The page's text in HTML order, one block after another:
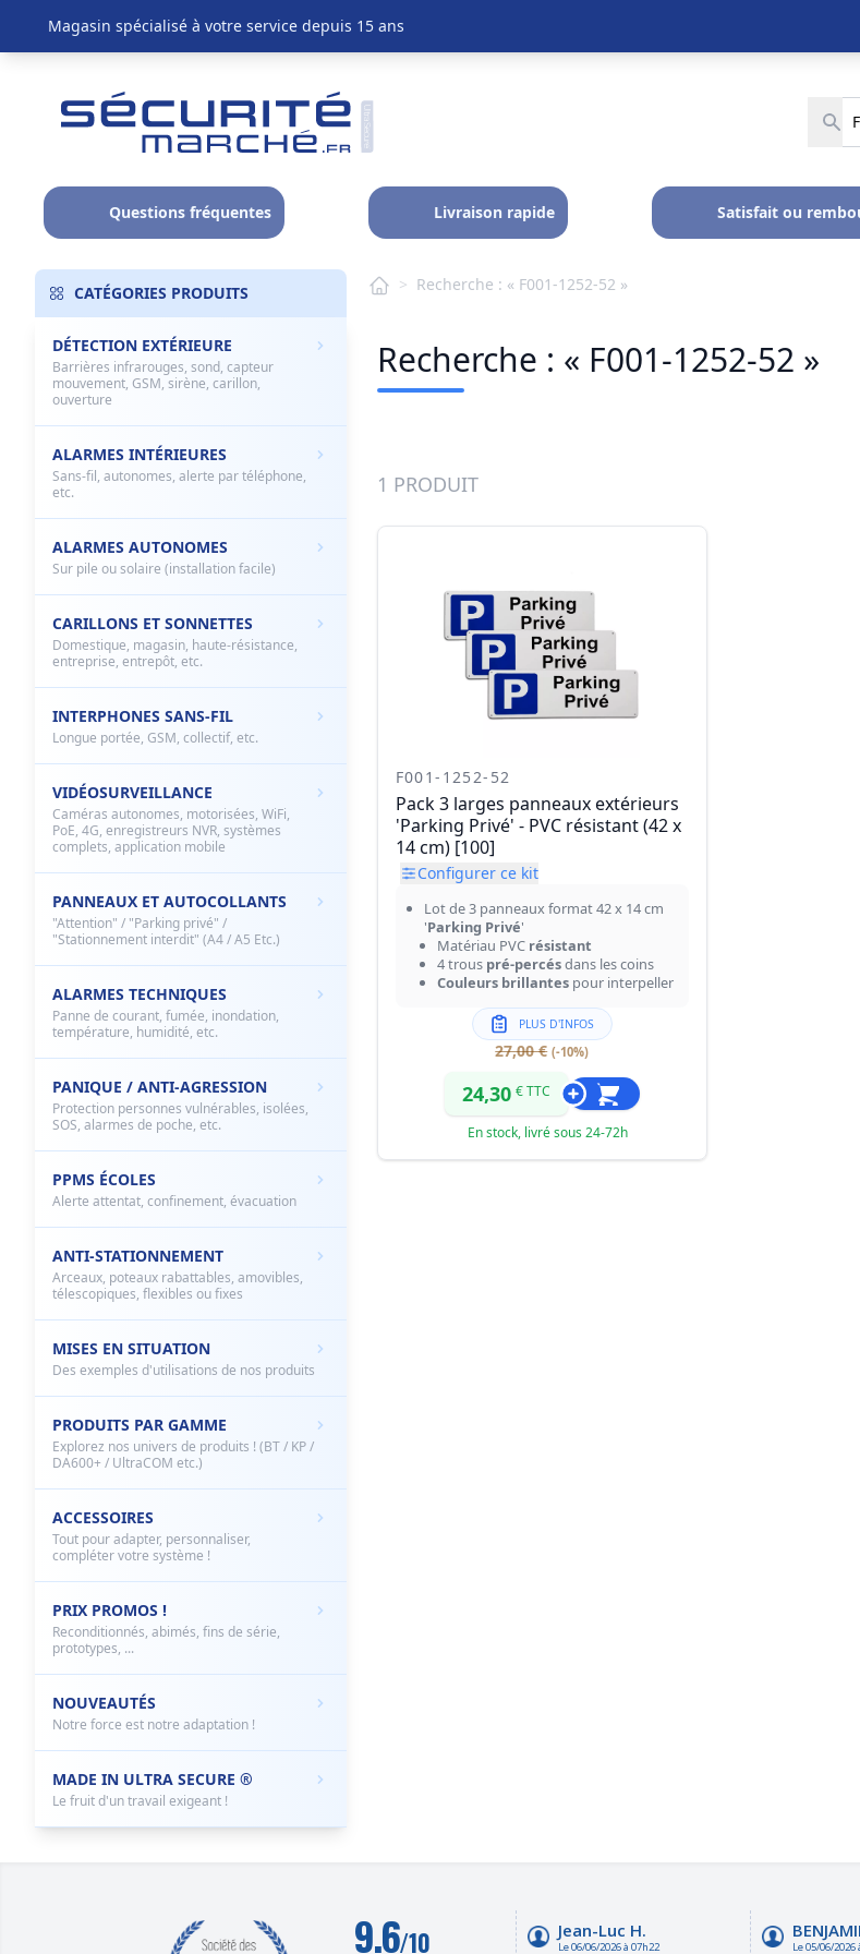
Magasin spécialisé à votre service depuis 15 ans
Questions fréquentes Livraison rapide Satisfait ou
CATÉGORIES PRODUITS
DÉTECTION EXTÉRIEURE
Barrières infrarouges, sond, capteur
mouvement, GSM, sirène, carillon,
ouverture
ALARMES INTÉRIEURES
Sans-fil, autonomes, alerte par téléphone,
etc.
ALARMES AUTONOMES
Sur pile ou solaire (installation facile)
CARILLONS ET SONNETTES
Domestique, magasin, haute-résistance,
entreprise, entrepôt, etc.
INTERPHONES SANS-FIL
Longue portée, GSM, collectif, etc.
VIDÉOSURVEILLANCE
Caméras autonomes, motorisées, WiFi,
PoE, 4G, enregistreurs NVR, systèmes
complets, application mobile
PANNEAUX ET AUTOCOLLANTS
"Attention" / "Parking privé" /
"Stationnement interdit" (A4 / A5 Etc.)
ALARMES TECHNIQUES
Panne de courant, fumée, inondation,
température, humidité, etc.
PANIQUE / ANTI-AGRESSION
Protection personnes vulnérables, isolées,
SOS, alarmes de poche, etc.
PPMS ÉCOLES
Alerte attentat, confinement, évacuation
ANTI-STATIONNEMENT
Arceaux, poteaux rabattables, amovibles,
télescopiques, flexibles ou fixes
MISES EN SITUATION
Des exemples d'utilisations de nos produits
PRODUITS PAR GAMME
Explorez nos univers de produits ! (BT / KP /
DA600+ / UltraCOM etc.)
ACCESSOIRES
Tout pour adapter, personnaliser,
compléter votre système !
PRIX PROMOS !
Reconditionnés, abimés, fins de série,
prototypes, ...
NOUVEAUTÉS
Notre force est notre adaptation !
MADE IN ULTRA SECURE ®
Le fruit d'un travail exigeant !
> Recherche : « F001-1252-52 »
Recherche : « F001-1252-52 »
1 PRODUIT
F001-1252-52
Pack 3 larges panneaux extérieurs
'Parking Privé' - PVC résistant (42 x
14 cm) [100]
Configurer ce kit
Lot de 3 panneaux format 42 x 14 cm
'Parking Privé'
Matériau PVC résistant
4 trous pré-percésdans les coins
Couleurs brillantespour interpeller
PLUS D'INFOS
27,00 € (-10%)
24,30 € TTC
En stock, livré sous 24-72h